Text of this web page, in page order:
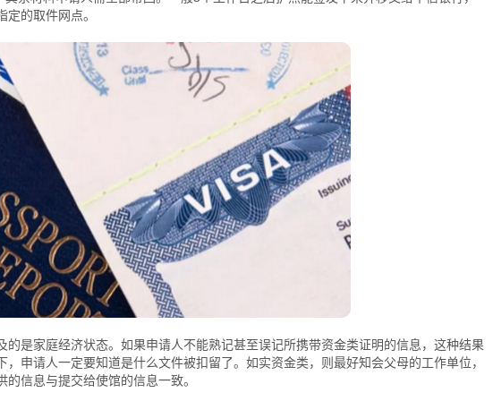
的取件网点。
是家庭经济状态。如果申请人不能熟记甚至误记所携带资金类证明的信息，这种结果
申请人一定要知道是什么文件被扣留了。如实资金类，则最好知会父母的工作单位，
信息与提交给使馆的信息一致。